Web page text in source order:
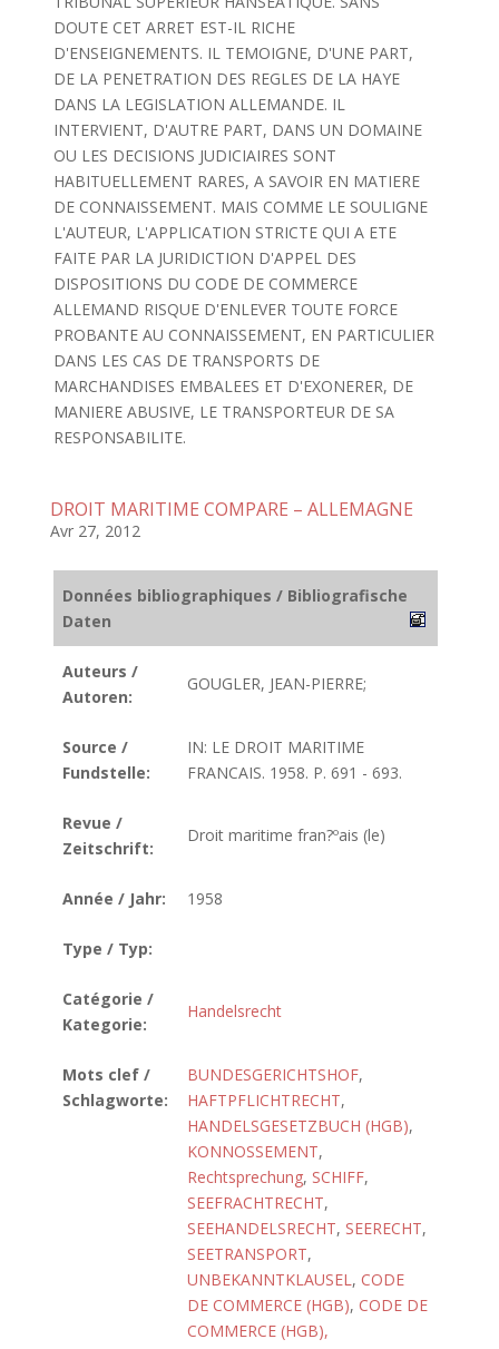
DOUTE CET ARRET EST-IL RICHE
D'ENSEIGNEMENTS. IL TEMOIGNE, D'UNE PART,
DE LA PENETRATION DES REGLES DE LA HAYE
DANS LA LEGISLATION ALLEMANDE. IL
INTERVIENT, D'AUTRE PART, DANS UN DOMAINE
OU LES DECISIONS JUDICIAIRES SONT
HABITUELLEMENT RARES, A SAVOIR EN MATIERE
DE CONNAISSEMENT. MAIS COMME LE SOULIGNE
L'AUTEUR, L'APPLICATION STRICTE QUI A ETE
FAITE PAR LA JURIDICTION D'APPEL DES
DISPOSITIONS DU CODE DE COMMERCE
ALLEMAND RISQUE D'ENLEVER TOUTE FORCE
PROBANTE AU CONNAISSEMENT, EN PARTICULIER
DANS LES CAS DE TRANSPORTS DE
MARCHANDISES EMBALEES ET D'EXONERER, DE
MANIERE ABUSIVE, LE TRANSPORTEUR DE SA
RESPONSABILITE.
DROIT MARITIME COMPARE – ALLEMAGNE
Avr 27, 2012
Données bibliographiques / Bibliografische
Daten
Auteurs /
Autoren:
GOUGLER, JEAN-PIERRE;
Source /
Fundstelle:
IN: LE DROIT MARITIME
FRANCAIS. 1958. P. 691 - 693.
Revue /
Zeitschrift:
Droit maritime fran?ºais (le)
Année / Jahr: 1958
Type / Typ:
Catégorie /
Kategorie:
Handelsrecht
Mots clef /
Schlagworte:
BUNDESGERICHTSHOF,
HAFTPFLICHTRECHT,
HANDELSGESETZBUCH (HGB),
KONNOSSEMENT,
Rechtsprechung, SCHIFF,
SEEFRACHTRECHT,
SEEHANDELSRECHT, SEERECHT,
SEETRANSPORT,
UNBEKANNTKLAUSEL, CODE
DE COMMERCE (HGB), CODE DE
COMMERCE (HGB),